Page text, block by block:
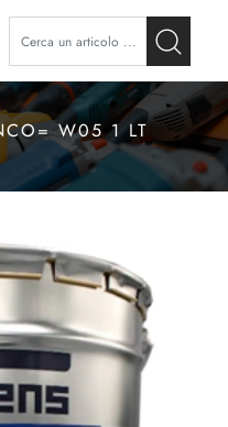
W05 1 LT